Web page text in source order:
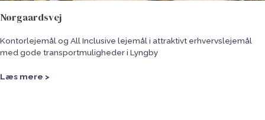
Nørgaardsvej
Kontorlejemål og All Inclusive lejemål i attraktivt erhvervslejemål
med gode transportmuligheder i Lyngby
Læs mere >